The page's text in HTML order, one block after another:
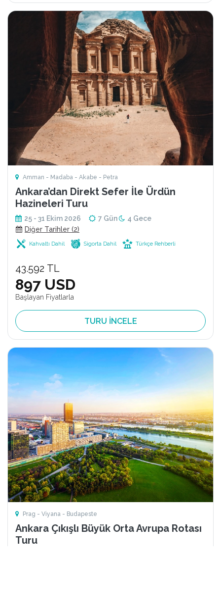
Amman - Madaba - Akabe - Petra
Ankara’dan Direkt Sefer İle Ürdün
Hazineleri Turu
25 - 31 Ekim 2026 7 Gün
4 Gece
Diğer Tarihler (2)
Kahvaltı Dahil Sigorta Dahil Türkçe Rehberli
43.592 TL
897 USD
Başlayan Fiyatlarla
TURU İNCELE
Prag - Viyana - Budapeste
Ankara Çıkışlı Büyük Orta Avrupa Rotası
Turu